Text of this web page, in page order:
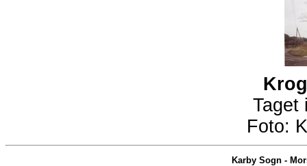
Taget
Foto:
Karby Sogn-